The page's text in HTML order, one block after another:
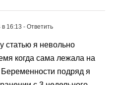
в 16:13 - Ответить
статью я невольно
когда сама лежала на
подряд я